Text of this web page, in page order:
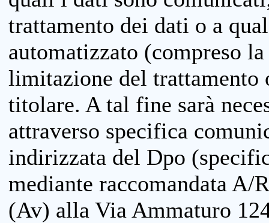
trattamento dei dati o a
automatizzato (compreso
limitazione del trattamento
titolare. A tal fine sarà
attraverso specifica
indirizzata del Dpo
mediante raccomandata
(Av) alla Via Ammaturo